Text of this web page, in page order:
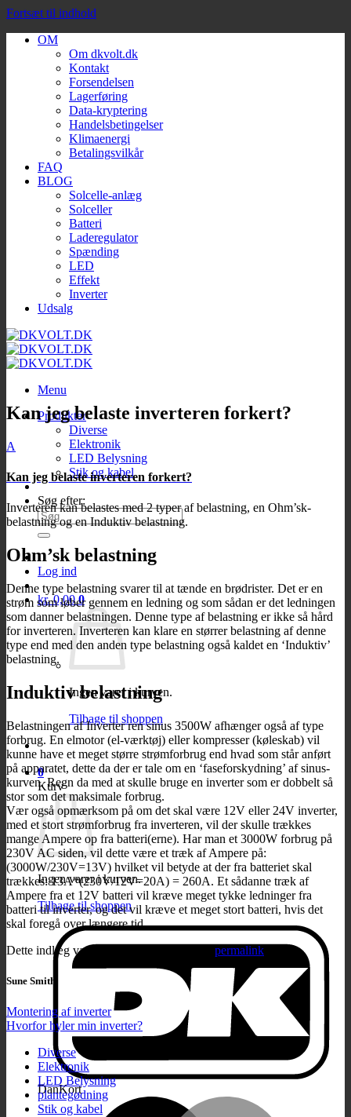
Fortsæt til indhold
OM
Om dkvolt.dk
Kontakt
Forsendelsen
Lagerføring
Data-kryptering
Handelsbetingelser
Klimaenergi
Betalingsvilkår
FAQ
BLOG
Solcelle-anlæg
Solceller
Batteri
Laderegulator
Spænding
LED
Effekt
Inverter
Udsalg
Menu
Produkter
Diverse
Elektronik
LED Belysning
Stik og kabel
Søg efter:
Log ind
kr.0,00 0
Ingen varer i kurven.
Tilbage til shoppen
0
Kurv
Ingen varer i kurven.
Tilbage til shoppen
DanKort
Kan jeg belaste inverteren forkert?
A
Kan jeg belaste inverteren forkert?
Inverteren kan belastes med 2 typer af belastning, en Ohm’sk-
belastning og en Induktiv belastning.
Ohm’sk belastning
Denne type belastning svarer til at tænde en brødrister. Det er en
strøm som løber gennem en ledning og som sådan er det ledningen
som danner belastningen. Denne type af belastning er ikke så hård
for inverteren. Inverteren kan klare en størrer belastning af denne
type end med den anden type belastning også kaldet en ‘Induktiv’
belastning.
Induktiv belastning
Belastningen af Inverter ren sinus 3500W afhænger også af type
forbrug. En elmotor (el-værktøj) eller kompresser (køleskab) vil
kunne have et meget større strømforbrug end hvad som står anført
på apparatet, dette da der er tale om en ‘faseforskydning’ af sinus-
kurven. Regn da med at skulle bruge en inverter som er dobbelt så
stor som det maksimale forbrug.
Vær også opmærksom på om det skal være 12V eller 24V inverter,
med et stort strømforbrug fra inverteren, vil der skulle trækkes
mange Ampere op fra batteri(erne). Har man et 3000W forbrug på
230V AC siden, vil dette være et træk af Ampere på:
(3000W/230V=13V) hvilket vil betyde at der fra batteriet skal
trækkes: 13A*(230V/12V=20A) = 260A. Et sådanne træk af
Ampere fra et 12V batteri vil kræve meget tykke ledninger fra
batteri til inverter, og det vil kræve et meget stort batteri, hvis det
skal foregå over længere tid.
Dette indlæg var udgivet den . Bookmark permalink
Sune Smith
Montering af inverter
Hvorfor hyler min inverter?
Diverse
Elektronik
LED Belysning
plantegødning
Stik og kabel